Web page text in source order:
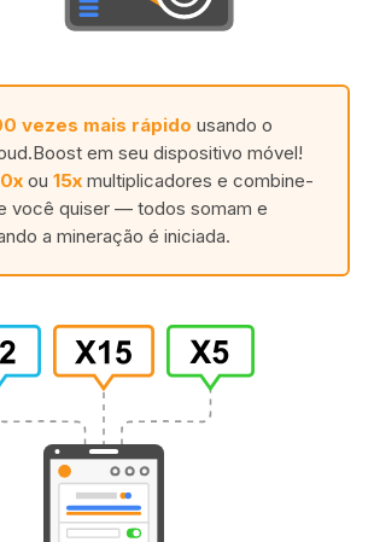
vezes mais rápido usando o
em seu dispositivo móvel!
ou 15x multiplicadores e combine-
você quiser — todos somam e
a mineração é iniciada.